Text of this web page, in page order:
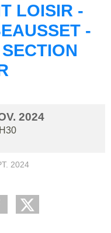
LOISIR -
-
2024
2024